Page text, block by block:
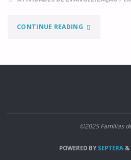
CONTINUE READING"ANJOS
NATAL"
©2025 Famílias
POWERED BYSEPTERA &